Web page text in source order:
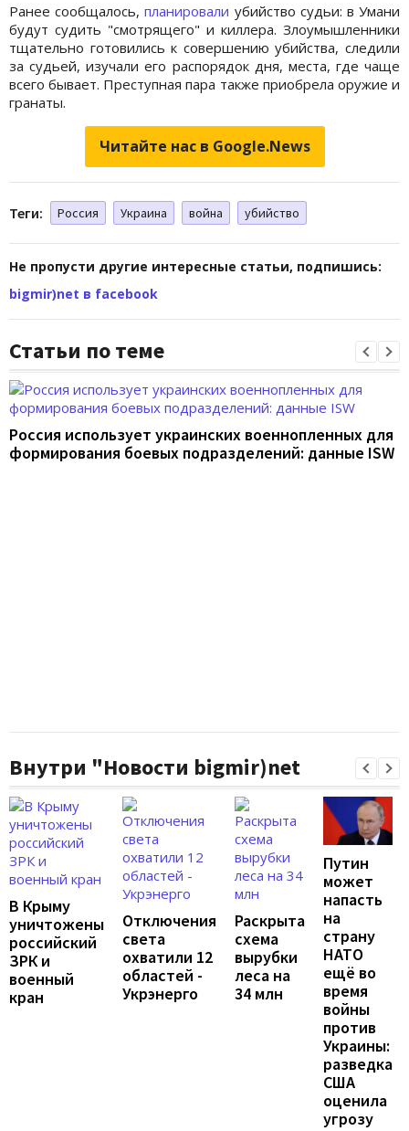
Ранее сообщалось,планировали убийство судьи: в Умани
будут судить "смотрящего" и киллера. Злоумышленники
тщательно готовились к совершению убийства, следили
за судьей, изучали его распорядок дня, места, где чаще
всего бывает. Преступная пара также приобрела оружие и
гранаты.
Читайте нас в Google.News
Теги: Россия Украина война убийство
Не пропусти другие интересные статьи, подпишись:
bigmir)net в facebook
Статьи по теме
Россия использует украинских военнопленных для
формирования боевых подразделений: данные ISW
Внутри "Новости bigmir)net
В Крыму
уничтожены
российский
ЗРК и
военный
кран
Отключения
света
охватили 12
областей -
Укрэнерго
Раскрыта
схема
вырубки
леса на
34 млн
Путин
может
напасть
на
страну
НАТО
ещё во
время
войны
против
Украины:
разведка
США
оценила
угрозу